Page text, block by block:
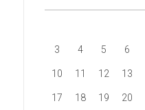
3 4 5 6
10 11 12 13
17 18 19 20